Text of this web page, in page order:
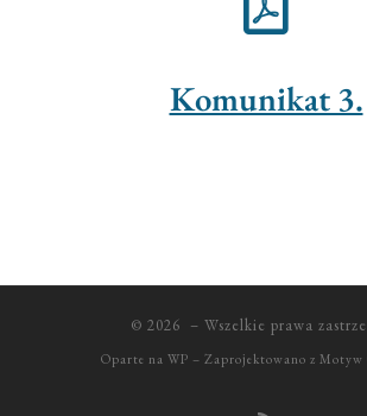
Komunikat 3.
© 2026 – Wszelkie prawa
Oparte na WP – Zaprojektowano z Motyw